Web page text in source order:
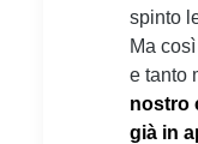
spinto
Ma
e tanto
nostro
già in